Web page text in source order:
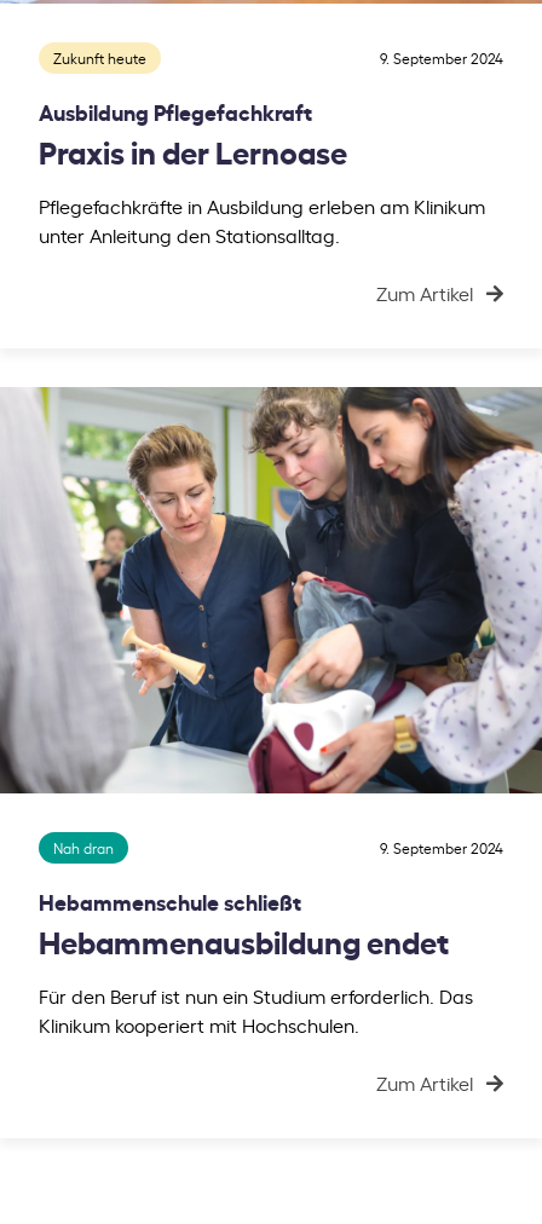
Zukunft heute 9. September 2024
Ausbildung Pflegefachkraft
Praxis in der Lernoase
Pflegefachkräfte in Ausbildung erleben am Klinikum
unter Anleitung den Stationsalltag.
Zum Artikel
Nah dran 9. September 2024
Hebammenschule schließt
Hebammenausbildung endet
Für den Beruf ist nun ein Studium erforderlich. Das
Klinikum kooperiert mit Hochschulen.
Zum Artikel